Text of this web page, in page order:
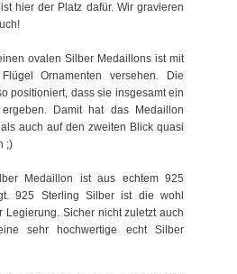
hier der Platz dafür. Wir gravieren
ovalen Silber Medaillons ist mit
Ornamenten versehen. Die
positioniert, dass sie insgesamt ein
ergeben. Damit hat das Medaillon
auch auf den zweiten Blick quasi
;)
Medaillon ist aus echtem 925
925 Sterling Silber ist die wohl
Legierung. Sicher nicht zuletzt auch
sehr hochwertige echt Silber